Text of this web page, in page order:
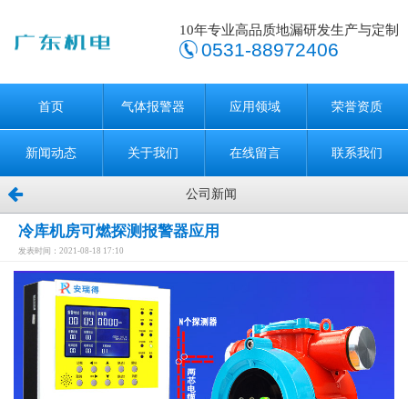
10年专业高品质地漏研发生产与定制
0531-88972406
首页 气体报警器 应用领域 荣誉资质
新闻动态 关于我们 在线留言 联系我们
公司新闻
冷库机房可燃探测报警器应用
发表时间：2021-08-18 17:10